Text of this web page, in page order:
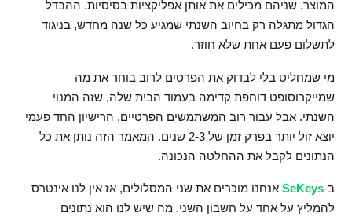
המוצר. שניהם מכילים את אותן אפליקציות בסיסיות. ההבדל
הגדול מתגלה רק בחיוב השנתי שמגיע כל שנה מחדש, בניגוד
לתשלום פעם אחת שלא חוזר.
מי שמחליט בלי לבדוק את הפרטים לרוב בוחר את מה
שמייקרוסופט דוחפת קדימה בעמוד הבית שלה, שזה המנוי
השנתי. אבל עבור רוב המשתמשים הפרטיים, הרישיון החד פעמי
יוצא זול יותר בפרק זמן של 2-3 שנים. המאמר הזה נותן את כל
הנתונים לקבל את ההחלטה הנכונה.
ב-SeKeys אנחנו מוכרים את שני המסלולים, אז אין לנו אינטרס
להמליץ על אחד על חשבון השני. מה שיש לנו הוא נתונים